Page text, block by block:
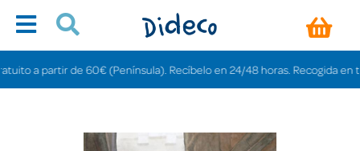
a partir de 60€ (Península). Recíbelo en 24/48 horas. Recogida en